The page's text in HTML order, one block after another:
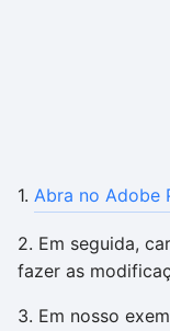
1. Abra no Adobe
2. Em seguida,
fazer as
3. Em nosso